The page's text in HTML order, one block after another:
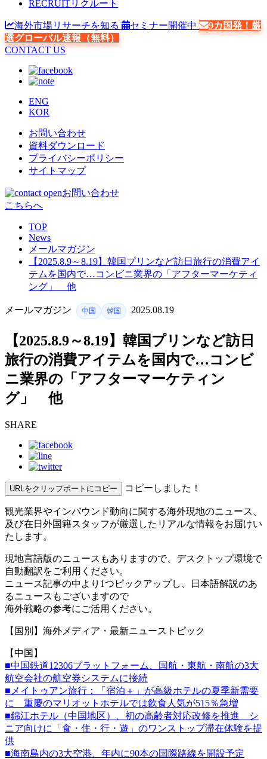
RECRUITリクルート
海外市場リサーチを知る セミナー開催中
9カ国発！厳
選グローバル速報（無料）
CONTACT US
ENG
KOR
お問い合わせ
資料ダウンロード
プライバシーポリシー
サイトマップ
お問い合わせ
こちらへ
TOP
News
メールマガジン
【2025.8.9～8.19】韓国プリンなど訪日旅行の消費アイ
テムを国内で…コンビニ業界の「アフターマーケティ
ング」 他
メールマガジン 中国 韓国 2025.08.19
【2025.8.9～8.19】韓国プリンなど訪日
旅行の消費アイテムを国内で…コンビ
ニ業界の「アフターマーケティン
グ」 他
SHARE
URLをクリップポートにコピー コピーしました！
観光業界やインバウンド動向に関する海外現地のニュース、
及び在 日外国籍スタッフが厳選したリアルな情報をお届けい
たします。
現地言語版のニュースもありますので、デスクトップ環境で
自動翻訳をご利用ください。
ニュース記事の中より1つピックアップし、日本語解説のあ
るニュ ースもございますので
海外戦略の参考にご活用ください。
【国別】海外メディア・最新ニューストピック
【中国】
■中国鉄道12306プラットフォーム、国航・東航・南航の3大
航空会社の航空券システムに接続
■メイトゥアン旅行：「宿泊＋」が高級ホテルの夏季新需要
に 重慶のマリオットホテルでは飲食人気が515％急増
■錦江ホテル（中国地区）、初の高齢者対応改修を推進 シ
ニア向けに「食・住・行・遊」のワンストップ滞在体験を提
供
■海南島内の3大空港、年内に90本の国際路線を開設予定